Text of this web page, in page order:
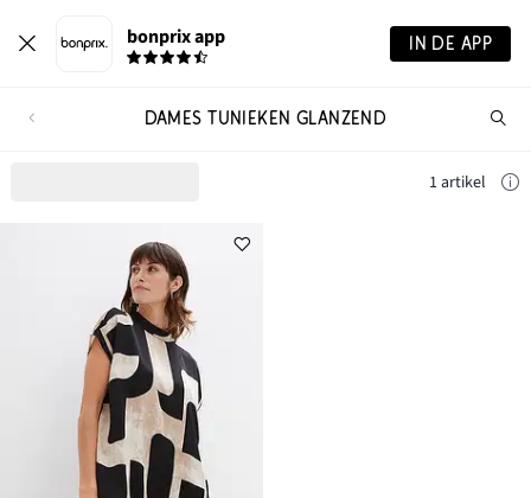
bonprix app IN DE APP
je?
DAMES TUNIEKEN GLANZEND
1 artikel